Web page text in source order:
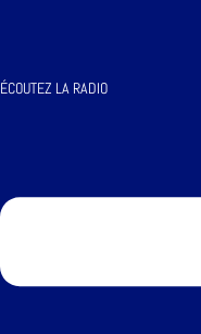
ÉCOUTEZ LA RADIO